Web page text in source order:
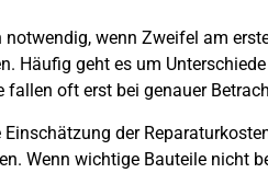
wenn Zweifel am
Häufig geht es um
fallen oft erst bei genauer
der
Wenn wichtige Bauteile nicht